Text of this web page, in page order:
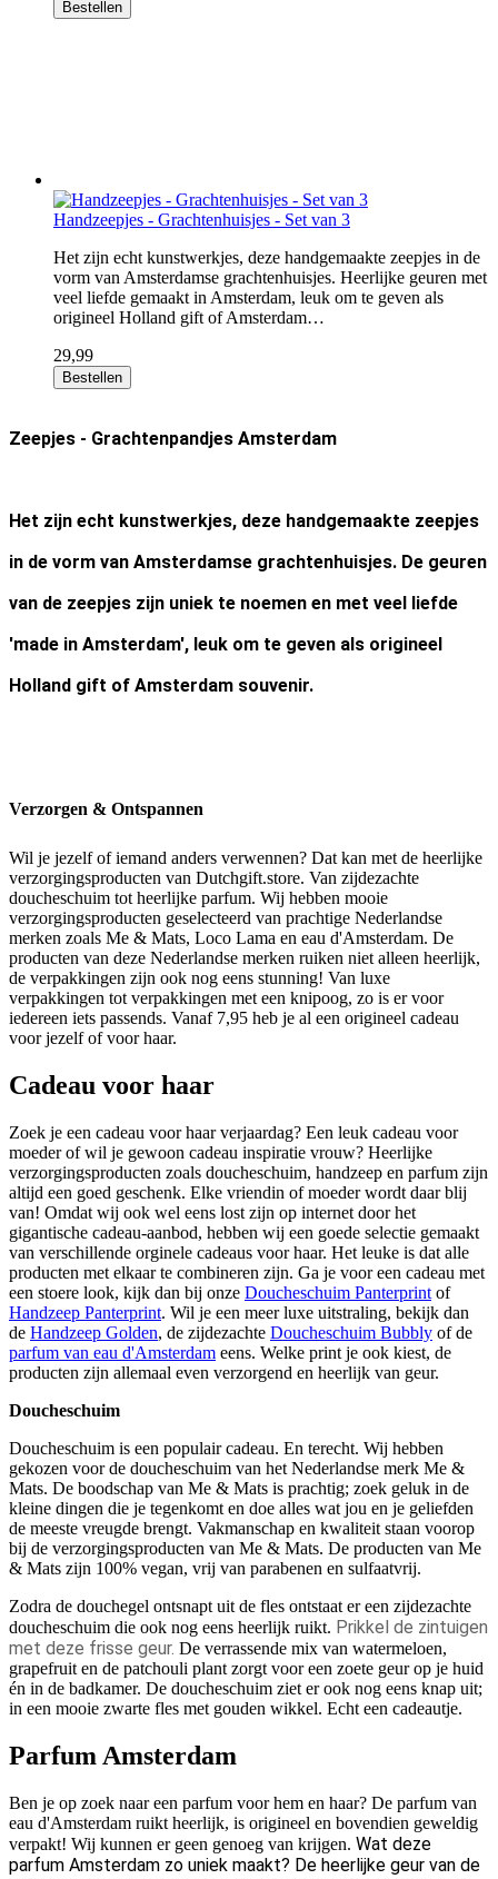
Bestellen
Handzeepjes - Grachtenhuisjes - Set van 3
Het zijn echt kunstwerkjes, deze handgemaakte zeepjes in de
vorm van Amsterdamse grachtenhuisjes. Heerlijke geuren met
veel liefde gemaakt in Amsterdam, leuk om te geven als
origineel Holland gift of Amsterdam…
29,99
Bestellen
Zeepjes - Grachtenpandjes Amsterdam
Het zijn echt kunstwerkjes, deze handgemaakte zeepjes
in de vorm van Amsterdamse grachtenhuisjes. De geuren
van de zeepjes zijn uniek te noemen en met veel liefde
'made in Amsterdam', leuk om te geven als origineel
Holland gift of Amsterdam souvenir.
Verzorgen & Ontspannen
Wil je jezelf of iemand anders verwennen? Dat kan met de heerlijke
verzorgingsproducten van Dutchgift.store. Van zijdezachte
doucheschuim tot heerlijke parfum. Wij hebben mooie
verzorgingsproducten geselecteerd van prachtige Nederlandse
merken zoals Me & Mats, Loco Lama en eau d'Amsterdam. De
producten van deze Nederlandse merken ruiken niet alleen heerlijk,
de verpakkingen zijn ook nog eens stunning! Van luxe
verpakkingen tot verpakkingen met een knipoog, zo is er voor
iedereen iets passends. Vanaf 7,95 heb je al een origineel cadeau
voor jezelf of voor haar.
Cadeau voor haar
Zoek je een cadeau voor haar verjaardag? Een leuk cadeau voor
moeder of wil je gewoon cadeau inspiratie vrouw? Heerlijke
verzorgingsproducten zoals doucheschuim, handzeep en parfum zijn
altijd een goed geschenk. Elke vriendin of moeder wordt daar blij
van! Omdat wij ook wel eens lost zijn op internet door het
gigantische cadeau-aanbod, hebben wij een goede selectie gemaakt
van verschillende orginele cadeaus voor haar. Het leuke is dat alle
producten met elkaar te combineren zijn. Ga je voor een cadeau met
een stoere look, kijk dan bij onze Doucheschuim Panterprint of
Handzeep Panterprint. Wil je een meer luxe uitstraling, bekijk dan
de Handzeep Golden, de zijdezachte Doucheschuim Bubbly of de
parfum van eau d'Amsterdam eens. Welke print je ook kiest, de
producten zijn allemaal even verzorgend en heerlijk van geur.
Doucheschuim
Doucheschuim is een populair cadeau. En terecht. Wij hebben
gekozen voor de doucheschuim van het Nederlandse merk Me &
Mats. De boodschap van Me & Mats is prachtig; zoek geluk in de
kleine dingen die je tegenkomt en doe alles wat jou en je geliefden
de meeste vreugde brengt. Vakmanschap en kwaliteit staan voorop
bij de verzorgingsproducten van Me & Mats. De producten van Me
& Mats zijn 100% vegan, vrij van parabenen en sulfaatvrij.
Zodra de douchegel ontsnapt uit de fles ontstaat er een zijdezachte
doucheschuim die ook nog eens heerlijk ruikt. Prikkel de zintuigen
met deze frisse geur. De verrassende mix van watermeloen,
grapefruit en de patchouli plant zorgt voor een zoete geur op je huid
én in de badkamer. De doucheschuim ziet er ook nog eens knap uit;
in een mooie zwarte fles met gouden wikkel. Echt een cadeautje.
Parfum Amsterdam
Ben je op zoek naar een parfum voor hem en haar? De parfum van
eau d'Amsterdam ruikt heerlijk, is origineel en bovendien geweldig
verpakt! Wij kunnen er geen genoeg van krijgen. Wat deze
parfum Amsterdam zo uniek maakt? De heerlijke geur van de